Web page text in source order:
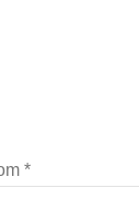
*